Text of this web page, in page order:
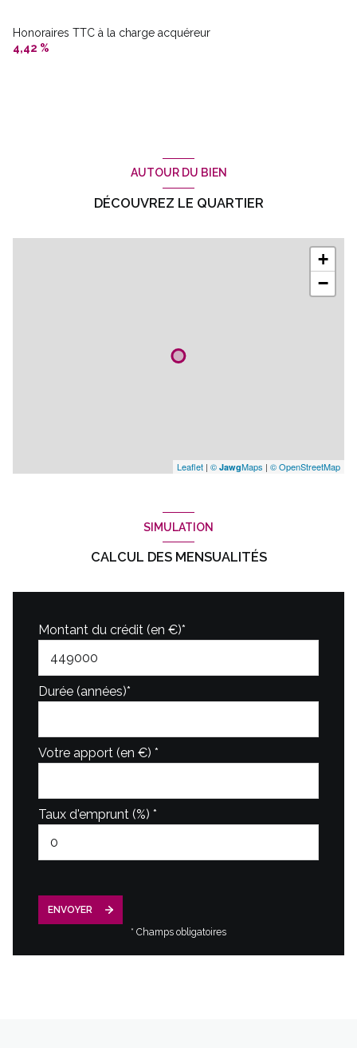
Honoraires TTC à la charge acquéreur
4,42 %
AUTOUR DU BIEN
DÉCOUVREZ LE QUARTIER
+
−
Leaflet | © JawgMaps | © OpenStreetMap
SIMULATION
CALCUL DES MENSUALITÉS
Montant du crédit (en €)*
Durée (années)*
Votre apport (en €) *
Taux d'emprunt (%) *
ENVOYER
* Champs obligatoires